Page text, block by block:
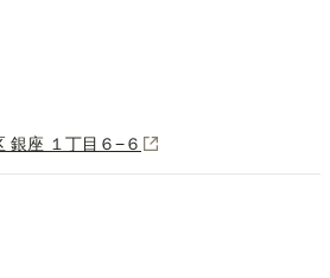
銀座 １丁目６−６